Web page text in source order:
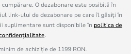
O dezabonare este posibilă în
link-ului de dezabonare pe care îl găsiți în
suplimentare sunt disponibile în politica de
.
de achiziție de 1199 RON.